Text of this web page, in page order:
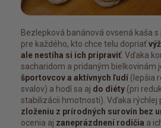
Bezlepková banánová ovsená kaša
pre každého, kto chce telu dopriať
ale nestíha si ich pripraviť. Vďaka
sacharidom a pridaným bielkovinám
športovcov a aktívnych ľudí (lepšia
svalov) a hodí sa aj do diéty (pri
stabilizácii hmotnosti). Vďaka rýchlej
zloženiu z prírodných surovín bez
ocenia aj zaneprázdnení rodičia a